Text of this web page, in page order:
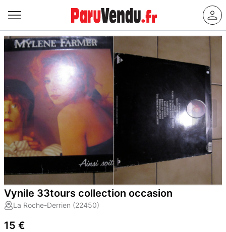
Vynile 33tours collection occasion
La Roche-Derrien (22450)
15 €